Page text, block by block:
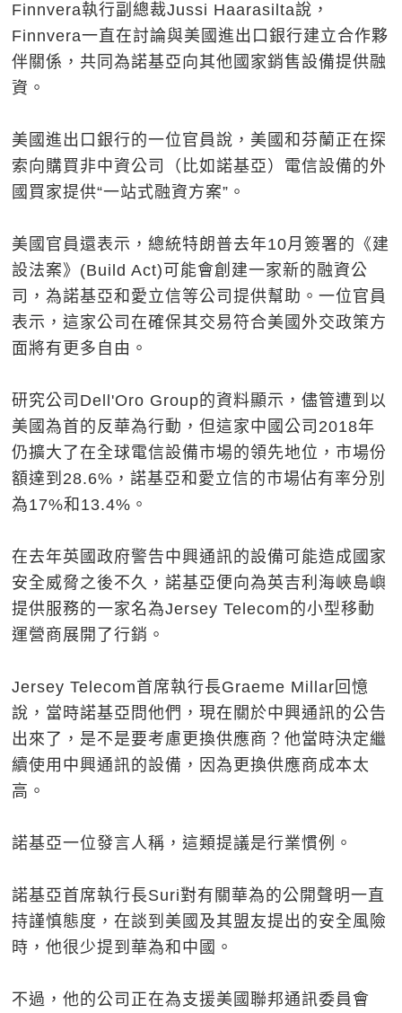
Finnvera執行副總裁Jussi Haarasilta說，
Finnvera一直在討論與美國進出口銀行建立合作夥
伴關係，共同為諾基亞向其他國家銷售設備提供融
資。
美國進出口銀行的一位官員說，美國和芬蘭正在探
索向購買非中資公司（比如諾基亞）電信設備的外
國買家提供“一站式融資方案”。
美國官員還表示，總統特朗普去年10月簽署的《建
設法案》(Build Act)可能會創建一家新的融資公
司，為諾基亞和愛立信等公司提供幫助。一位官員
表示，這家公司在確保其交易符合美國外交政策方
面將有更多自由。
研究公司Dell'Oro Group的資料顯示，儘管遭到以
美國為首的反華為行動，但這家中國公司2018年
仍擴大了在全球電信設備市場的領先地位，市場份
額達到28.6%，諾基亞和愛立信的市場佔有率分別
為17%和13.4%。
在去年英國政府警告中興通訊的設備可能造成國家
安全威脅之後不久，諾基亞便向為英吉利海峽島嶼
提供服務的一家名為Jersey Telecom的小型移動
運營商展開了行銷。
Jersey Telecom首席執行長Graeme Millar回憶
說，當時諾基亞問他們，現在關於中興通訊的公告
出來了，是不是要考慮更換供應商？他當時決定繼
續使用中興通訊的設備，因為更換供應商成本太
高。
諾基亞一位發言人稱，這類提議是行業慣例。
諾基亞首席執行長Suri對有關華為的公開聲明一直
持謹慎態度，在談到美國及其盟友提出的安全風險
時，他很少提到華為和中國。
不過，他的公司正在為支援美國聯邦通訊委員會